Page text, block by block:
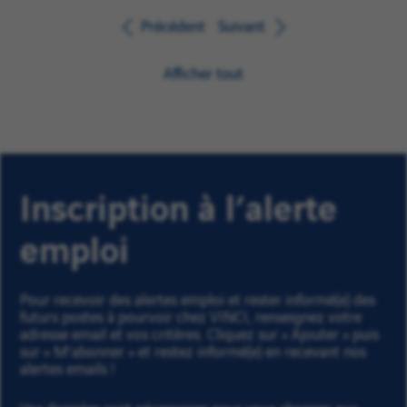
Précédent Suivant
Afficher tout
Inscription à l’alerte
emploi
Pour recevoir des alertes emploi et rester informé(e) des
futurs postes à pourvoir chez VINCI, renseignez votre
adresse email et vos critères. Cliquez sur « Ajouter » puis
sur « M'abonner » et restez informé(e) en recevant nos
alertes emails !